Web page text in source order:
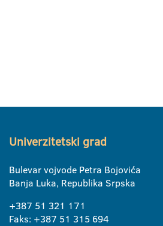
Univerzitetski grad
Bulevar vojvode Petra Bojovića
Banja Luka, Republika Srpska
+387 51 321 171
Faks: +387 51 315 694